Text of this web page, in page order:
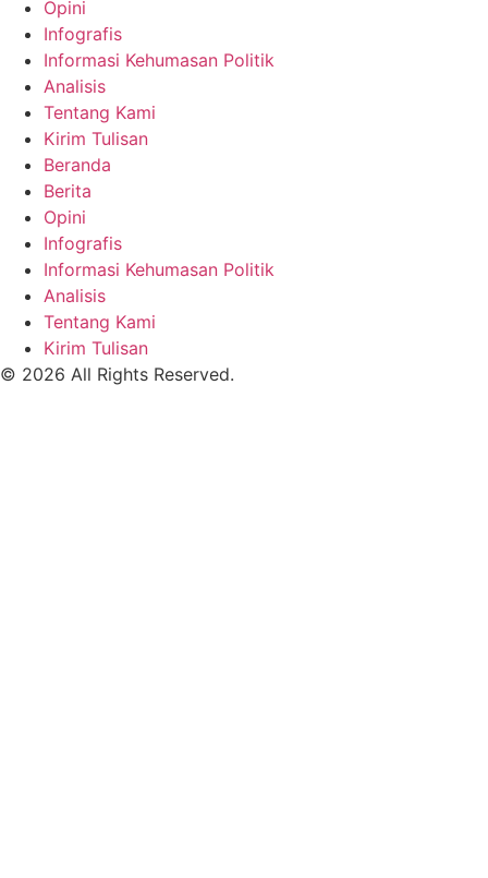
Opini
Infografis
Informasi Kehumasan Politik
Analisis
Tentang Kami
Kirim Tulisan
Beranda
Berita
Opini
Infografis
Informasi Kehumasan Politik
Analisis
Tentang Kami
Kirim Tulisan
© 2026 All Rights Reserved.